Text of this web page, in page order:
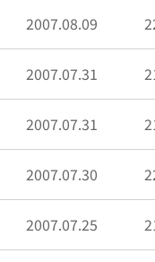
2007.08.09
2007.07.31
2007.07.31
2007.07.30
2007.07.25